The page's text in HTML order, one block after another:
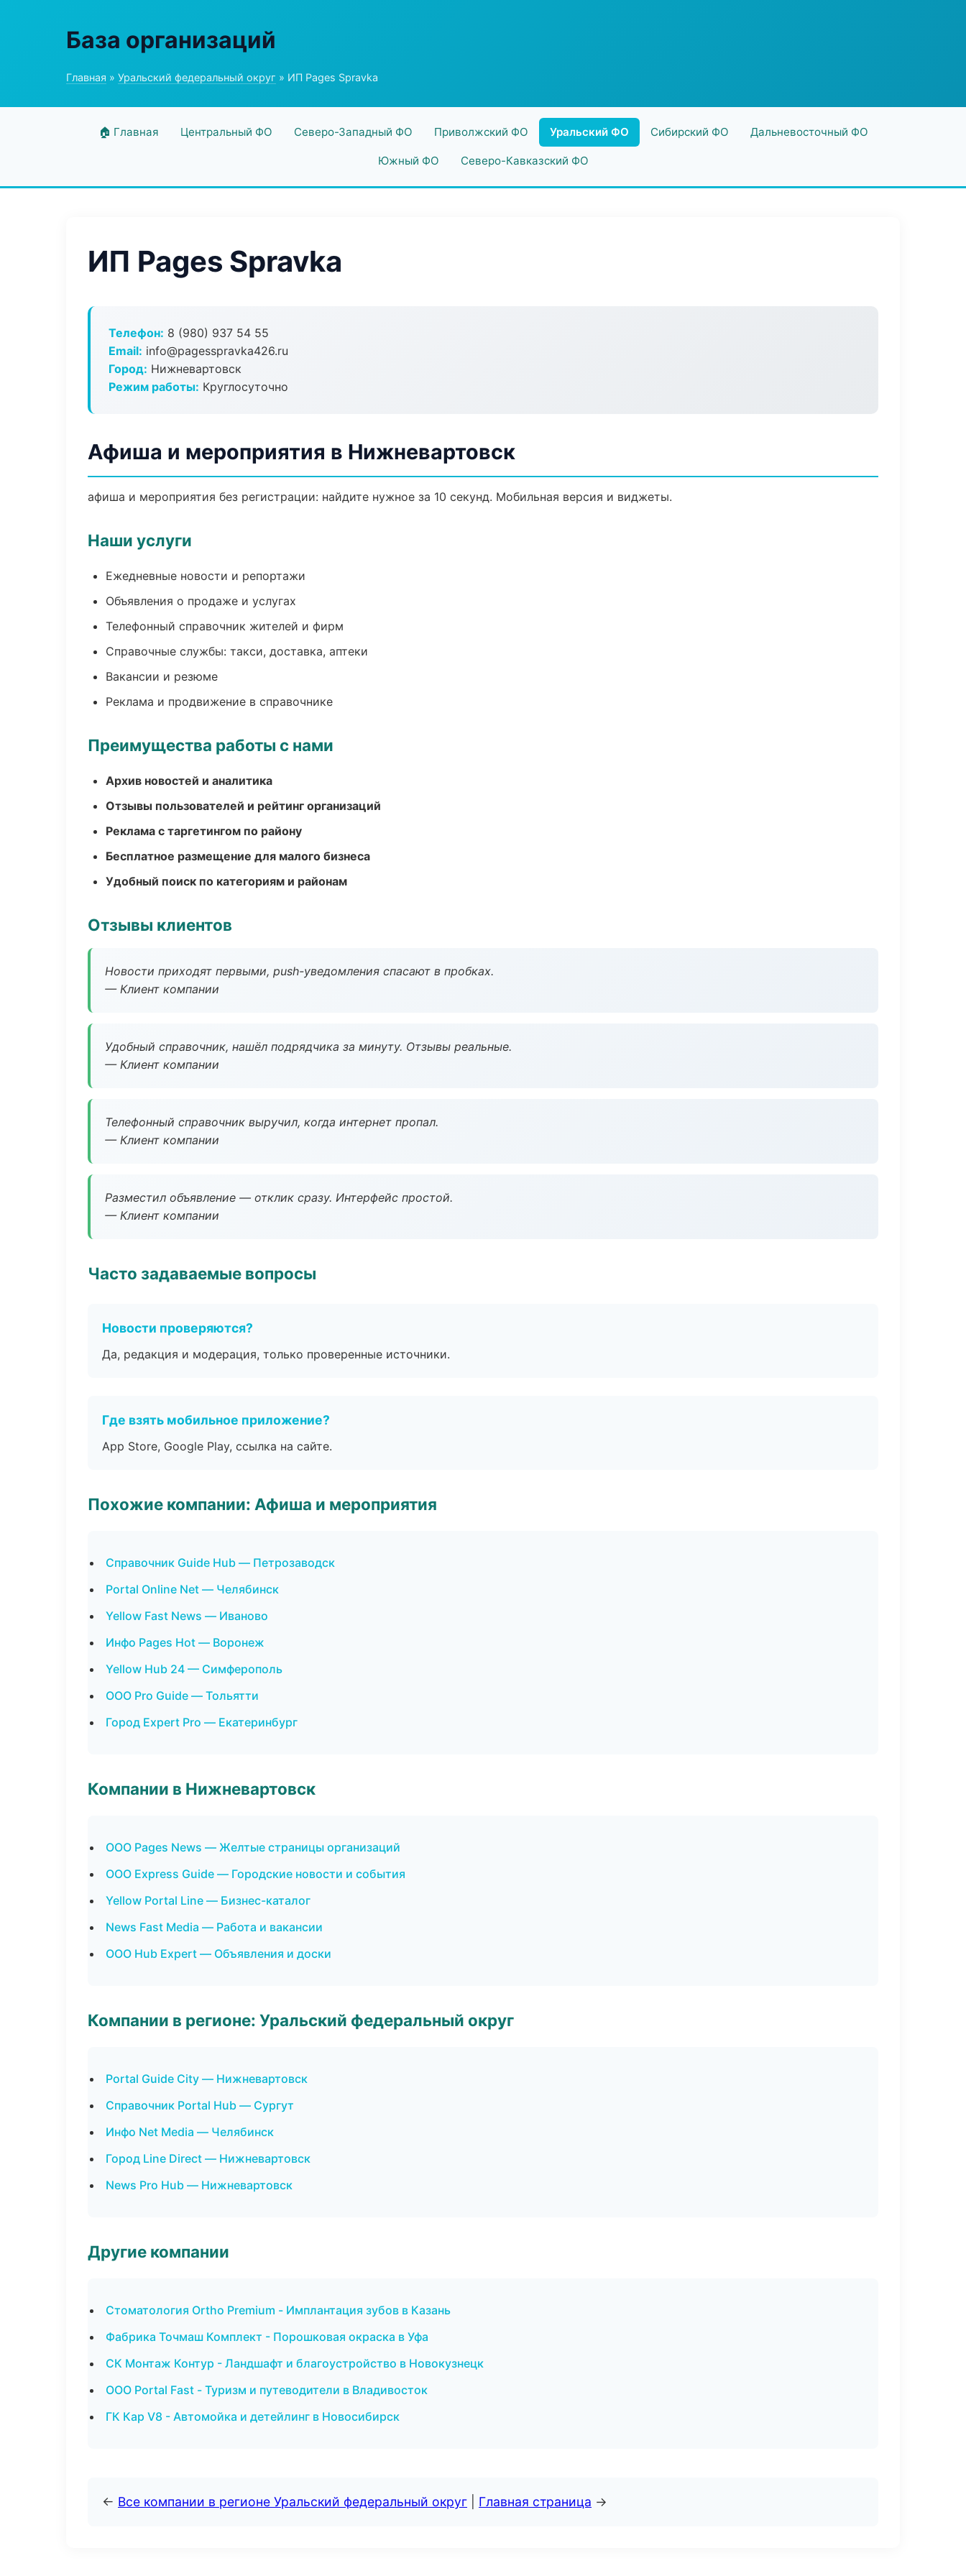
База организаций
Главная » Уральский федеральный округ » ИП Pages Spravka
🏠 Главная Центральный ФО Северо-Западный ФО Приволжский ФО Уральский ФО Сибирский ФО Дальневосточный ФО
Южный ФО Северо-Кавказский ФО
ИП Pages Spravka
Телефон: 8 (980) 937 54 55
Email: info@pagesspravka426.ru
Город: Нижневартовск
Режим работы: Круглосуточно
Афиша и мероприятия в Нижневартовск
афиша и мероприятия без регистрации: найдите нужное за 10 секунд. Мобильная версия и виджеты.
Наши услуги
Ежедневные новости и репортажи
Объявления о продаже и услугах
Телефонный справочник жителей и фирм
Справочные службы: такси, доставка, аптеки
Вакансии и резюме
Реклама и продвижение в справочнике
Преимущества работы с нами
Архив новостей и аналитика
Отзывы пользователей и рейтинг организаций
Реклама с таргетингом по району
Бесплатное размещение для малого бизнеса
Удобный поиск по категориям и районам
Отзывы клиентов
Новости приходят первыми, push-уведомления спасают в пробках.
— Клиент компании
Удобный справочник, нашёл подрядчика за минуту. Отзывы реальные.
— Клиент компании
Телефонный справочник выручил, когда интернет пропал.
— Клиент компании
Разместил объявление — отклик сразу. Интерфейс простой.
— Клиент компании
Часто задаваемые вопросы
Новости проверяются?
Да, редакция и модерация, только проверенные источники.
Где взять мобильное приложение?
App Store, Google Play, ссылка на сайте.
Похожие компании: Афиша и мероприятия
Справочник Guide Hub — Петрозаводск
Portal Online Net — Челябинск
Yellow Fast News — Иваново
Инфо Pages Hot — Воронеж
Yellow Hub 24 — Симферополь
ООО Pro Guide — Тольятти
Город Expert Pro — Екатеринбург
Компании в Нижневартовск
ООО Pages News — Желтые страницы организаций
ООО Express Guide — Городские новости и события
Yellow Portal Line — Бизнес-каталог
News Fast Media — Работа и вакансии
ООО Hub Expert — Объявления и доски
Компании в регионе: Уральский федеральный округ
Portal Guide City — Нижневартовск
Справочник Portal Hub — Сургут
Инфо Net Media — Челябинск
Город Line Direct — Нижневартовск
News Pro Hub — Нижневартовск
Другие компании
Стоматология Ortho Premium - Имплантация зубов в Казань
Фабрика Точмаш Комплект - Порошковая окраска в Уфа
СК Монтаж Контур - Ландшафт и благоустройство в Новокузнецк
ООО Portal Fast - Туризм и путеводители в Владивосток
ГК Кар V8 - Автомойка и детейлинг в Новосибирск
← Все компании в регионе Уральский федеральный округ Главная страница →